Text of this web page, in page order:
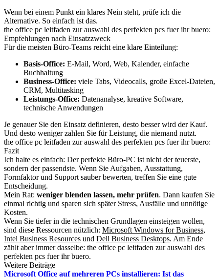
Wenn bei einem Punkt ein klares Nein steht, prüfe ich die
Alternative. So einfach ist das.
the office pc leitfaden zur auswahl des perfekten pcs fuer ihr buero:
Empfehlungen nach Einsatzzweck
Für die meisten Büro-Teams reicht eine klare Einteilung:
Basis-Office: E-Mail, Word, Web, Kalender, einfache
Buchhaltung
Business-Office: viele Tabs, Videocalls, große Excel-Dateien,
CRM, Multitasking
Leistungs-Office: Datenanalyse, kreative Software,
technische Anwendungen
Je genauer Sie den Einsatz definieren, desto besser wird der Kauf.
Und desto weniger zahlen Sie für Leistung, die niemand nutzt.
the office pc leitfaden zur auswahl des perfekten pcs fuer ihr buero:
Fazit
Ich halte es einfach: Der perfekte Büro-PC ist nicht der teuerste,
sondern der passendste. Wenn Sie Aufgaben, Ausstattung,
Formfaktor und Support sauber bewerten, treffen Sie eine gute
Entscheidung.
Mein Rat: weniger blenden lassen, mehr prüfen. Dann kaufen Sie
einmal richtig und sparen sich später Stress, Ausfälle und unnötige
Kosten.
Wenn Sie tiefer in die technischen Grundlagen einsteigen wollen,
sind diese Ressourcen nützlich: Microsoft Windows for Business,
Intel Business Resources und Dell Business Desktops. Am Ende
zählt aber immer dasselbe: the office pc leitfaden zur auswahl des
perfekten pcs fuer ihr buero.
Weitere Beiträge
Microsoft Office auf mehreren PCs installieren: Ist das